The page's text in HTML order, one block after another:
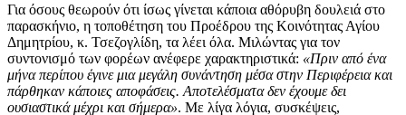
Για όσους θεωρούν ότι ίσως γίνεται κάποια αθόρυβη δουλειά στο
παρασκήνιο, η τοποθέτηση του Προέδρου της Κοινότητας Αγίου
Δημητρίου, κ. Τσεζογλίδη, τα λέει όλα. Μιλώντας για τον
συντονισμό των φορέων ανέφερε χαρακτηριστικά: «Πριν από ένα
μήνα περίπου έγινε μια μεγάλη συνάντηση μέσα στην Περιφέρεια και
πάρθηκαν κάποιες αποφάσεις. Αποτελέσματα δεν έχουμε δει
ουσιαστικά μέχρι και σήμερα». Με λίγα λόγια, συσκέψεις,